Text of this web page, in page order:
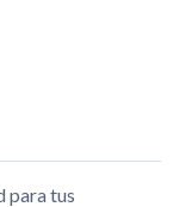
para tus